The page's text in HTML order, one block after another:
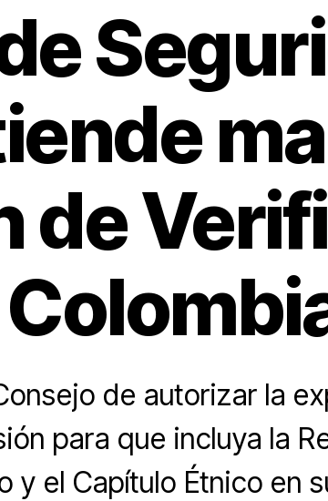
de
de autorizar la
para que incluya la
y el Capítulo Étnico en